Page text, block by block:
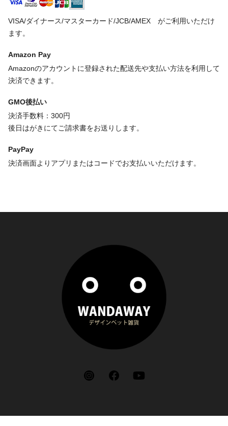
VISA/ダイナース/マスターカード/JCB/AMEX がご利用いただけ
ます。
Amazon Pay
Amazonのアカウントに登録された配送先や支払い方法を利用して
決済できます。
GMO後払い
決済手数料：300円
後日はがきにてご請求書をお送りします。
PayPay
決済画面よりアプリまたはコードでお支払いいただけます。